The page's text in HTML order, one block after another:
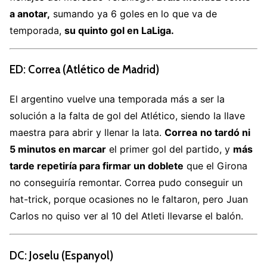
a anotar, sumando ya 6 goles en lo que va de
temporada, su quinto gol en LaLiga.
ED: Correa (Atlético de Madrid)
El argentino vuelve una temporada más a ser la
solución a la falta de gol del Atlético, siendo la llave
maestra para abrir y llenar la lata. Correa no tardó ni
5 minutos en marcar el primer gol del partido, y más
tarde repetiría para firmar un doblete que el Girona
no conseguiría remontar. Correa pudo conseguir un
hat-trick, porque ocasiones no le faltaron, pero Juan
Carlos no quiso ver al 10 del Atleti llevarse el balón.
DC: Joselu (Espanyol)